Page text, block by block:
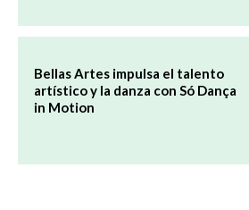
Bellas Artes impulsa el talento
artístico y la danza con Só Dança
in Motion